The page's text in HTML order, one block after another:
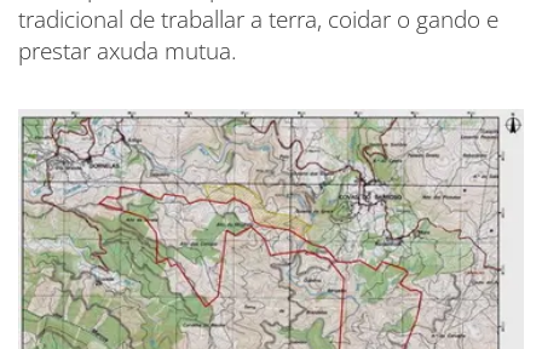
tradicional de traballar a terra, coidar o gando e
prestar axuda mutua.